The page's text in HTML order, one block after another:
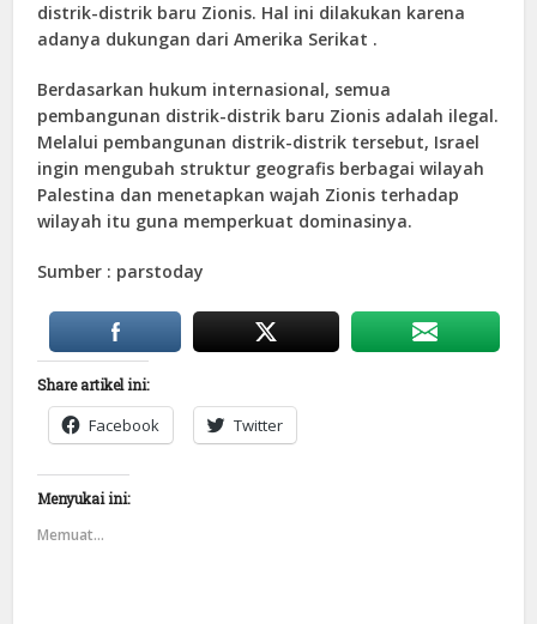
distrik-distrik baru Zionis. Hal ini dilakukan karena
adanya dukungan dari Amerika Serikat .
Berdasarkan hukum internasional, semua
pembangunan distrik-distrik baru Zionis adalah ilegal.
Melalui pembangunan distrik-distrik tersebut, Israel
ingin mengubah struktur geografis berbagai wilayah
Palestina dan menetapkan wajah Zionis terhadap
wilayah itu guna memperkuat dominasinya.
Sumber : parstoday
Share artikel ini:
Facebook Twitter
Menyukai ini:
Memuat...